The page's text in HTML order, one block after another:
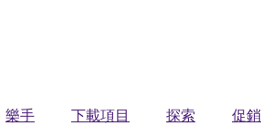
樂手 下載項目 探索 促銷